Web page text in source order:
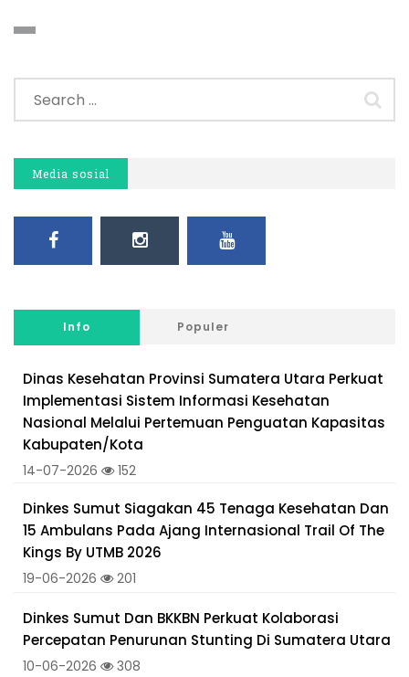
Media sosial
Info Populer
Dinas Kesehatan Provinsi Sumatera Utara Perkuat
Implementasi Sistem Informasi Kesehatan
Nasional Melalui Pertemuan Penguatan Kapasitas
Kabupaten/Kota
14-07-2026 152
Dinkes Sumut Siagakan 45 Tenaga Kesehatan Dan
15 Ambulans Pada Ajang Internasional Trail Of The
Kings By UTMB 2026
19-06-2026 201
Dinkes Sumut Dan BKKBN Perkuat Kolaborasi
Percepatan Penurunan Stunting Di Sumatera Utara
10-06-2026 308